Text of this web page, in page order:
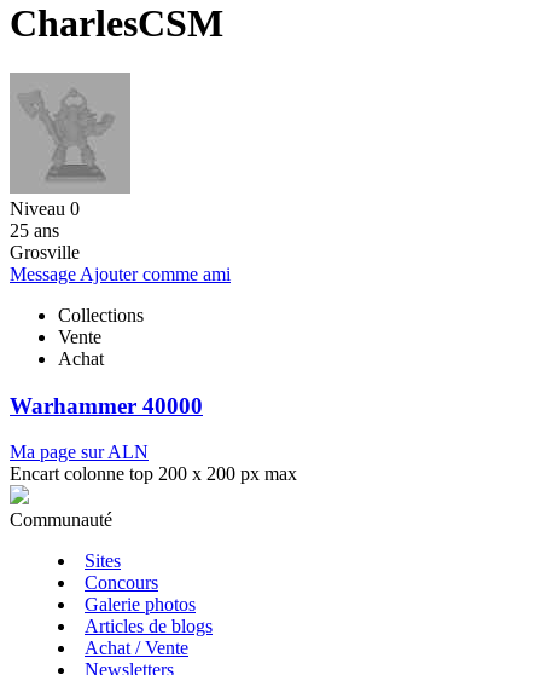
CharlesCSM
Niveau 0
25 ans
Grosville
Message Ajouter comme ami
Collections
Vente
Achat
Warhammer 40000
Ma page sur ALN
Encart colonne top 200 x 200 px max
Communauté
Sites
Concours
Galerie photos
Articles de blogs
Achat / Vente
Newsletters